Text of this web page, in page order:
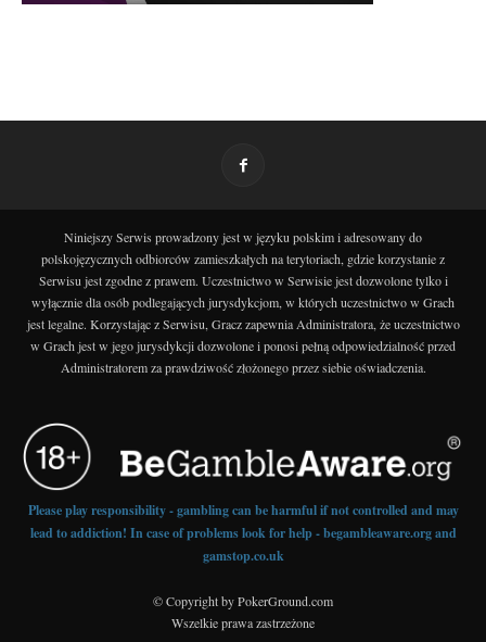
Niniejszy Serwis prowadzony jest w języku polskim i adresowany do
polskojęzycznych odbiorców zamieszkałych na terytoriach, gdzie korzystanie z
Serwisu jest zgodne z prawem. Uczestnictwo w Serwisie jest dozwolone tylko i
wyłącznie dla osób podlegających jurysdykcjom, w których uczestnictwo w Grach
jest legalne. Korzystając z Serwisu, Gracz zapewnia Administratora, że uczestnictwo
w Grach jest w jego jurysdykcji dozwolone i ponosi pełną odpowiedzialność przed
Administratorem za prawdziwość złożonego przez siebie oświadczenia.
Please play responsibility - gambling can be harmful if not controlled and may
lead to addiction! In case of problems look for help - begambleaware.org and
gamstop.co.uk
© Copyright by PokerGround.com
Wszelkie prawa zastrzeżone